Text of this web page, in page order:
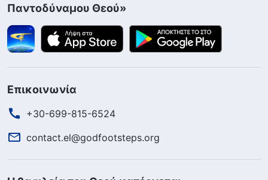
Παντοδύναμου Θεού»
Επικοινωνία
+30-699-815-6524
contact.el@godfootsteps.org